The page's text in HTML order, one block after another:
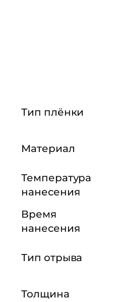
Тип плёнки
Материал
Температура
нанесения
Время
нанесения
Тип отрыва
Толщина